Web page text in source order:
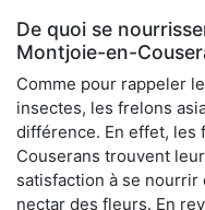
De quoi se
Montjoie-en-
Comme pour rappeler
insectes, les frelons
différence. En effet, les
Couserans trouvent
satisfaction à se
nectar des fleurs. En